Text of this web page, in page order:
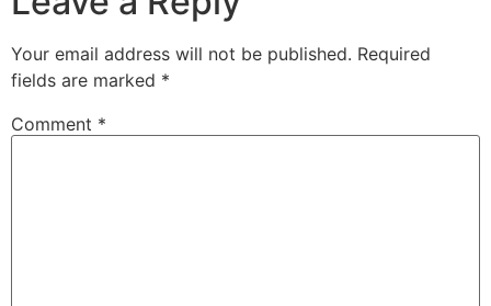
Your email address will not be published. Required
fields are marked *
Comment *